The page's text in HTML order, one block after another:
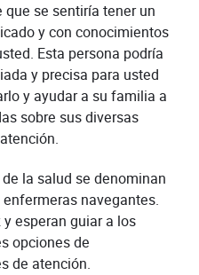
se sentiría tener un
y con conocimientos
Esta persona podría
y precisa para usted
y ayudar a su familia a
sobre sus diversas
la salud se denominan
navegantes.
esperan guiar a los
opciones de
de atención.